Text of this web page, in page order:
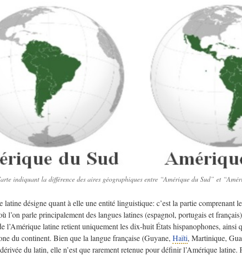
indiquant la différence des aires géographiques entre “Amérique du Sud” et
latine désigne quant à elle une entité linguistique: c’est la partie comprenant
l’on parle principalement des langues latines (espagnol, portugais et
l’Amérique latine retient uniquement les dix-huit États hispanophones, ainsi
du continent. Bien que la langue française (Guyane, Haïti, Martinique,
du latin, elle n’est que rarement retenue pour définir l’Amérique latine.